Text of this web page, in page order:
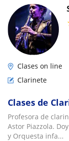
Clases on line
Clarinete
Clases de
Profesora de
Astor Piazzola.
y Orquesta infa...